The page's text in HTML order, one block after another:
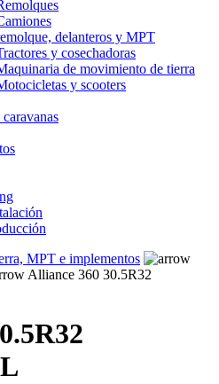
delanteros y MPT
y cosechadoras
de movimiento de tierra
y scooters
MPT e implementos
Alliance 360 30.5R32